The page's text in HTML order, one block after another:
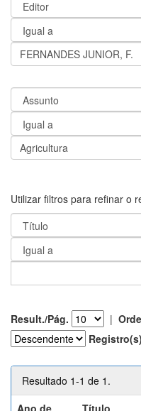
Utilizar filtros para refinar o
Result./Pág. |
Registro(s)
Resultado 1-1 de 1.
Ano de
Título